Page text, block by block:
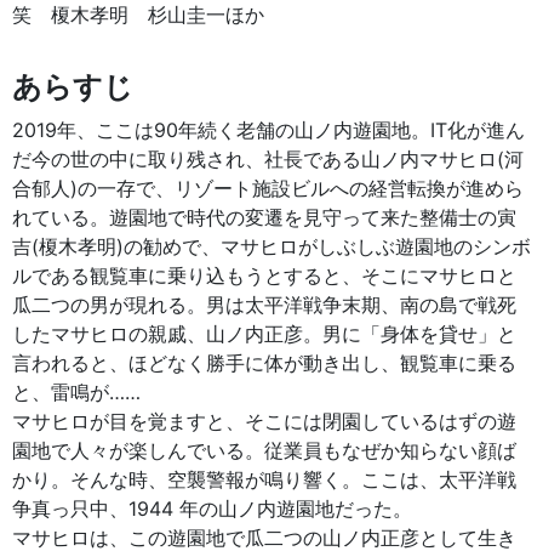
笑 榎木孝明 杉山圭一ほか
あらすじ
2019年、ここは90年続く老舗の山ノ内遊園地。IT化が進ん
だ今の世の中に取り残され、社長である山ノ内マサヒロ(河
合郁人)の一存で、リゾート施設ビルへの経営転換が進めら
れている。遊園地で時代の変遷を見守って来た整備士の寅
吉(榎木孝明)の勧めで、マサヒロがしぶしぶ遊園地のシンボ
ルである観覧車に乗り込もうとすると、そこにマサヒロと
瓜二つの男が現れる。男は太平洋戦争末期、南の島で戦死
したマサヒロの親戚、山ノ内正彦。男に「身体を貸せ」と
言われると、ほどなく勝手に体が動き出し、観覧車に乗る
と、雷鳴が……
マサヒロが目を覚ますと、そこには閉園しているはずの遊
園地で人々が楽しんでいる。従業員もなぜか知らない顔ば
かり。そんな時、空襲警報が鳴り響く。ここは、太平洋戦
争真っ只中、1944 年の山ノ内遊園地だった。
マサヒロは、この遊園地で瓜二つの山ノ内正彦として生き